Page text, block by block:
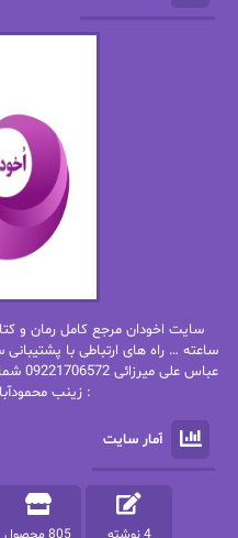
پاتریشیا ویلسون
پرستو مهاجر
ساعته … راه های ارتباطی با
: زینب محمودآبادی
آمار سایت
4 نوشته 805 محصول